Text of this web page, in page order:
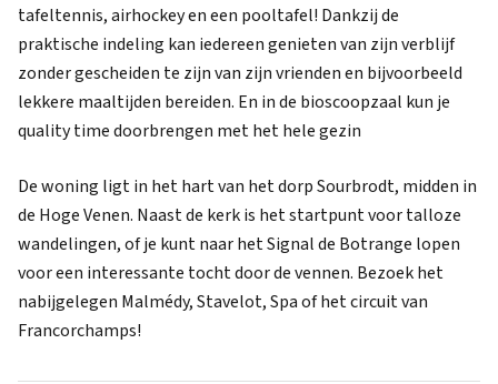
tafeltennis, airhockey en een pooltafel! Dankzij de
praktische indeling kan iedereen genieten van zijn verblijf
zonder gescheiden te zijn van zijn vrienden en bijvoorbeeld
lekkere maaltijden bereiden. En in de bioscoopzaal kun je
quality time doorbrengen met het hele gezin
De woning ligt in het hart van het dorp Sourbrodt, midden in
de Hoge Venen. Naast de kerk is het startpunt voor talloze
wandelingen, of je kunt naar het Signal de Botrange lopen
voor een interessante tocht door de vennen. Bezoek het
nabijgelegen Malmédy, Stavelot, Spa of het circuit van
Francorchamps!